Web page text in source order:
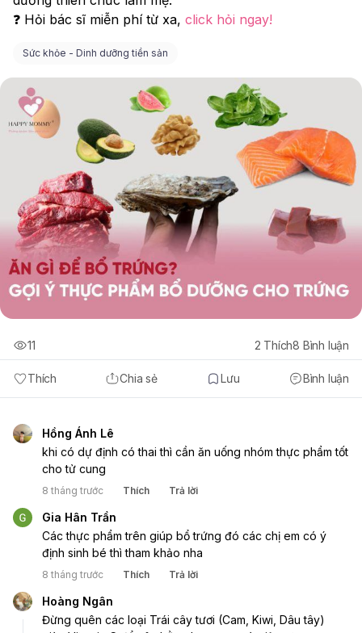
❓ Hỏi bác sĩ miễn phí từ xa, click hỏi ngay!
Sức khỏe - Dinh dưỡng tiền sản
Thích Chia sẻ Lưu Bình luận
11 2 Thích8 Bình luận
Hồng Ánh Lê
khi có dự định có thai thì cần ăn uống nhóm thực phẩm tốt
cho tử cung
8 tháng trước Thích Trả lời
Gia Hân Trần
Các thực phẩm trên giúp bổ trứng đó các chị em có ý
định sinh bé thì tham khảo nha
8 tháng trước Thích Trả lời
Hoàng Ngân
Đừng quên các loại Trái cây tươi (Cam, Kiwi, Dâu tây)